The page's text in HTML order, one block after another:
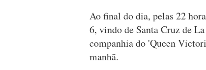
Ao final do dia, pelas 22
6, vindo de Santa Cruz de
companhia do 'Queen
manhã.